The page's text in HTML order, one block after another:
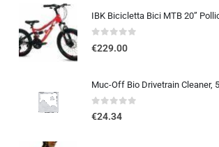
0out of 5
€229.00
0out of 5
€24.34